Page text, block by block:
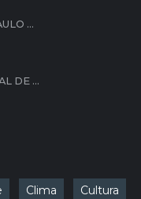
...
DE ...
Clima Cultura